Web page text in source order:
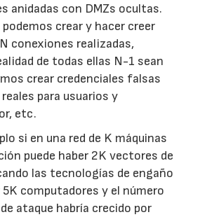
anidadas con DMZs ocultas.
podemos crear y hacer creer
conexiones realizadas,
de todas ellas N-1 sean
crear credenciales falsas
para usuarios y
etc.
si en una red de K máquinas
puede haber 2K vectores de
las tecnologías de engaño
5K computadores y el número
ataque habría crecido por